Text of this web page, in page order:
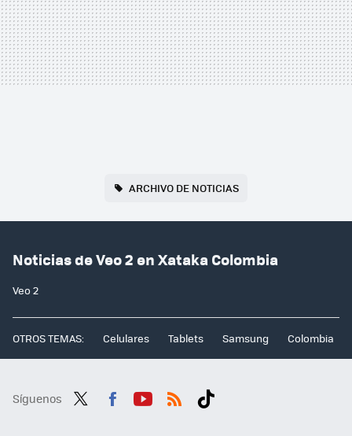
ARCHIVO DE NOTICIAS
Noticias de Veo 2 en Xataka Colombia
Veo 2
OTROS TEMAS: Celulares Tablets Samsung Colombia
Síguenos